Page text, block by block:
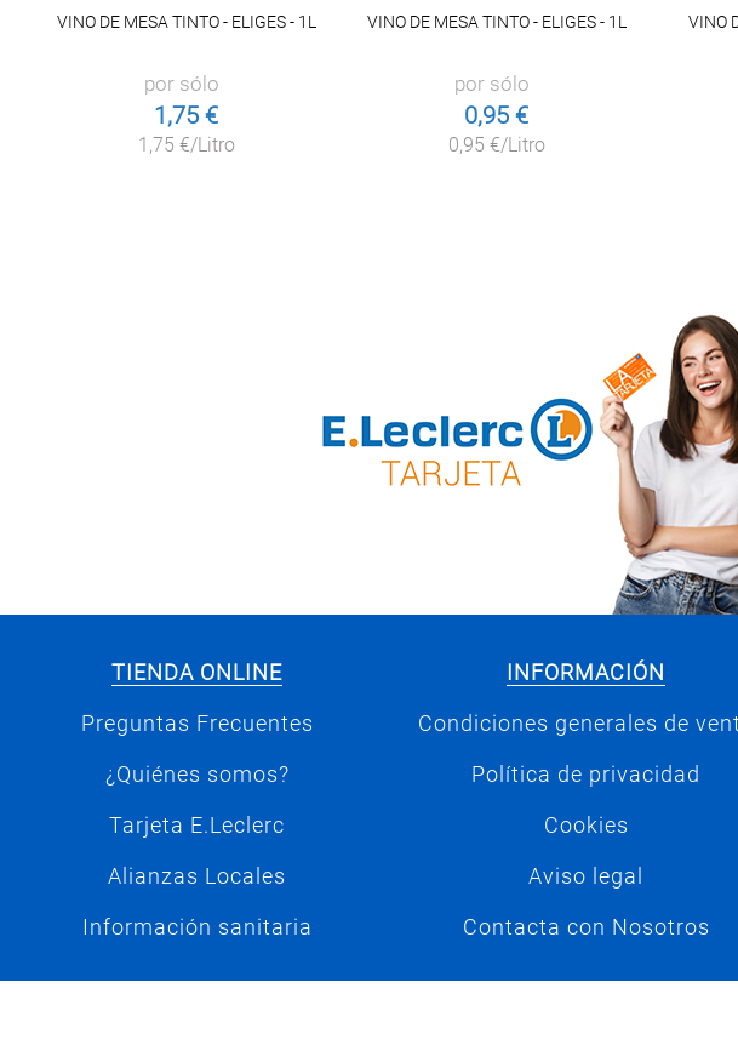
VINO DE MESA TINTO - ELIGES - 1L
por sólo
1,75 €
1,75 €/Litro
VINO DE MESA TINTO - ELIGES - 1L
por sólo
0,95 €
0,95 €/Litro
VINO
TIENDA ONLINE
Preguntas Frecuentes
¿Quiénes somos?
Tarjeta E.Leclerc
Alianzas Locales
Información sanitaria
INFORMACIÓN
Condiciones generales de
Política de privacidad
Cookies
Aviso legal
Contacta con Nosotros